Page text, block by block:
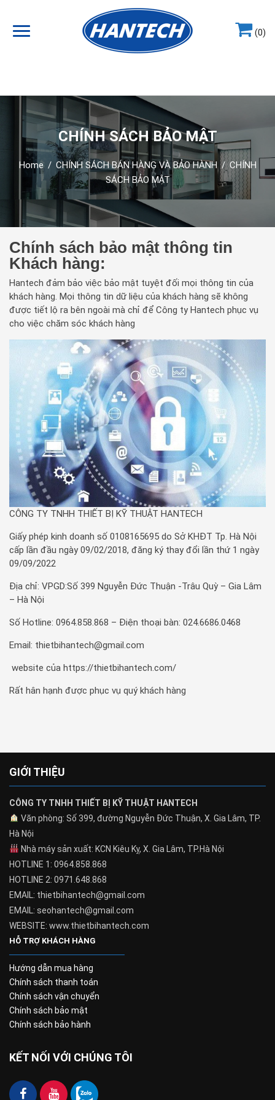
(0)
CHÍNH SÁCH BẢO MẬT
Home / CHÍNH SÁCH BÁN HÀNG VÀ BẢO HÀNH / CHÍNH
SÁCH BẢO MẬT
Chính sách bảo mật thông tin
Khách hàng:
Hantech đảm bảo việc bảo mật tuyệt đối mọi thông tin của
khách hàng. Mọi thông tin dữ liệu của khách hàng sẽ không
được tiết lộ ra bên ngoài mà chỉ để Công ty Hantech phục vụ
cho việc chăm sóc khách hàng
CÔNG TY TNHH THIẾT BỊ KỸ THUẬT HANTECH
Giấy phép kinh doanh số 0108165695 do Sở KHĐT Tp. Hà Nội
cấp lần đầu ngày 09/02/2018, đăng ký thay đổi lần thứ 1 ngày
09/09/2022
Địa chỉ: VPGD:Số 399 Nguyễn Đức Thuận -Trâu Quỳ – Gia Lâm
– Hà Nội
Số Hotline: 0964.858.868 – Điện thoại bàn: 024.6686.0468
Email: thietbihantech@gmail.com
website của https://thietbihantech.com/
Rất hân hạnh được phục vụ quý khách hàng
GIỚI THIỆU
CÔNG TY TNHH THIẾT BỊ KỸ THUẬT HANTECH
Văn phòng: Số 399, đường Nguyễn Đức Thuận, X. Gia Lâm, TP.
Hà Nội
Nhà máy sản xuất: KCN Kiêu Kỵ, X. Gia Lâm, TP.Hà Nội
HOTLINE 1: 0964.858.868
HOTLINE 2: 0971.648.868
EMAIL: thietbihantech@gmail.com
EMAIL: seohantech@gmail.com
WEBSITE: www.thietbihantech.com
HỖ TRỢ KHÁCH HÀNG
Hướng dẫn mua hàng
Chính sách thanh toán
Chính sách vận chuyển
Chính sách bảo mật
Chính sách bảo hành
KẾT NỐI VỚI CHÚNG TÔI